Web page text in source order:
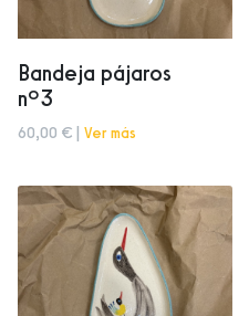
Bandeja pájaros
nº3
60,00 € | Ver más